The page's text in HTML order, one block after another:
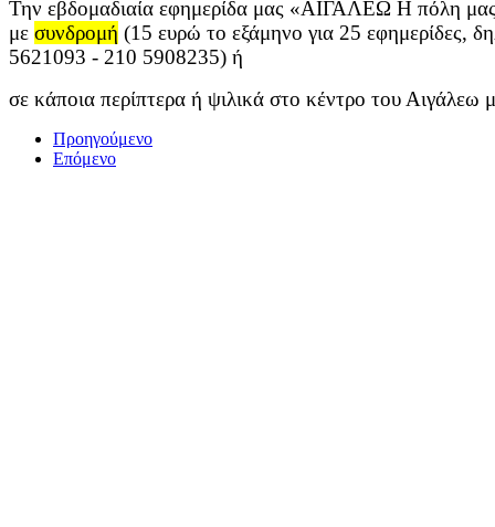
Την εβδομαδιαία εφημερίδα μας «ΑΙΓΑΛΕΩ Η πόλη
με συνδρομή (15 ευρώ το εξάμηνο για 25 εφημερίδες,
5621093 - 210 5908235) ή
σε κάποια περίπτερα ή ψιλικά στο κέντρο του Αιγάλεω
Προηγούμενο
Επόμενο